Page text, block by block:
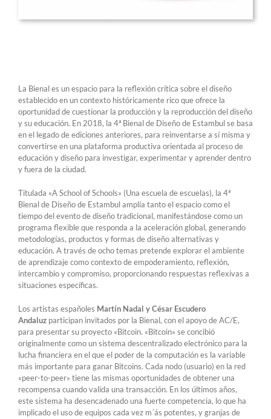
La Bienal es un espacio para la reflexión crítica sobre el diseño
establecido en un contexto históricamente rico que ofrece la
oportunidad de cuestionar la producción y la reproducción del diseño
y su educación. En 2018, la 4ª Bienal de Diseño de Estambul se basa
en el legado de ediciones anteriores, para reinventarse a sí misma y
convertirse en una plataforma productiva orientada al proceso de
educación y diseño para investigar, experimentar y aprender dentro
y fuera de la ciudad.
Titulada «A School of Schools» (Una escuela de escuelas), la 4ª
Bienal de Diseño de Estambul amplía tanto el espacio como el
tiempo del evento de diseño tradicional, manifestándose como un
programa flexible que responda a la aceleración global, generando
metodologías, productos y formas de diseño alternativas y
educación. A través de ocho temas pretende explorar el ambiente
de aprendizaje como contexto de empoderamiento, reflexión,
intercambio y compromiso, proporcionando respuestas reflexivas a
situaciones específicas.
Los artistas españoles Martín Nadal y César Escudero
Andaluz participan invitados por la Bienal, con el apoyo de AC/E,
para presentar su proyecto «Bitcoin. «Bitcoin» se concibió
originalmente como un sistema descentralizado electrónico para la
lucha financiera en el que el poder de la computación es la variable
más importante para ganar Bitcoins. Cada nodo (usuario) en la red
«peer-to-peer» tiene las mismas oportunidades de obtener una
recompensa cuando valida una transacción. En los últimos años,
este sistema ha desencadenado una fuerte competencia, lo que ha
implicado el uso de equipos cada vez m´ás potentes, y granjas de